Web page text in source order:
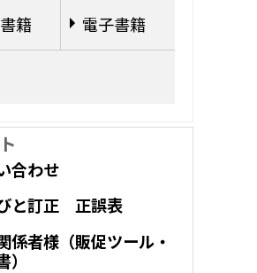
籍 電子書籍
合わせ
と訂正 正誤表
係者様（販促ツール・